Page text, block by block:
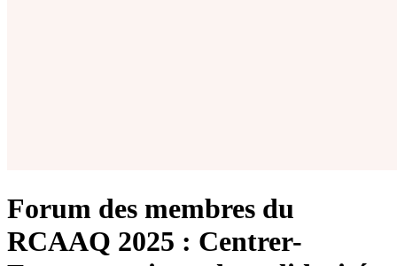
Forum des membres du
RCAAQ 2025 : Centrer-